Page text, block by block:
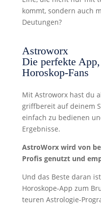
kommt, sondern auch
Deutungen?
Astroworx
Die perfekte
Horoskop-Fans
Mit Astroworx hast du
griffbereit auf deinem
einfach zu bedienen
Ergebnisse.
AstroWorx wird von
Profis genutzt und
Und das Beste daran
Horoskope-App zum
teuren Astrologie-